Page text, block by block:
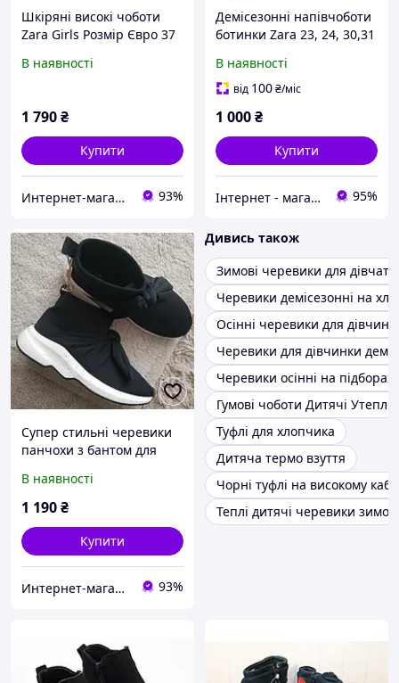
Шкіряні високі чоботи
Zara Girls Розмір Євро 37
Оригінал
В наявності
1 790₴
Купити
Интернет-магазин якісного одягу, взуття та іграшок- тільки оригнали "Zvettik" 93%
Демісезонні напівчоботи
ботинки Zara 23, 24, 30,31
В наявності
від 100₴/міс
1 000₴
Купити
Інтернет - магазин одягу та взуття Зiрочка 95%
Супер стильні черевики
панчохи з бантом для
(Розмір 23,-23,5 см)
Іспанія
В наявності
1 190₴
Купити
Интернет-магазин якісного одягу, взуття та іграшок- тільки оригнали "Zvettik" 93%
Дивись також
Зимові черевики для
Черевики демісезонні на
Осінні черевики для
Черевики для дівчинки
Черевики осінні на підборах
Гумові чоботи Дитячі
Туфлі для хлопчика
Дитяча термо взуття
Чорні туфлі на високому
Теплі дитячі черевики